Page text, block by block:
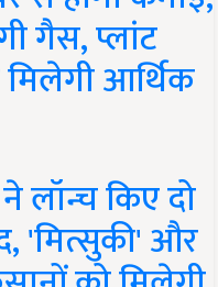
गैस, प्लांट
आर्थिक
लॉन्च किए दो
'मित्सुकी' और